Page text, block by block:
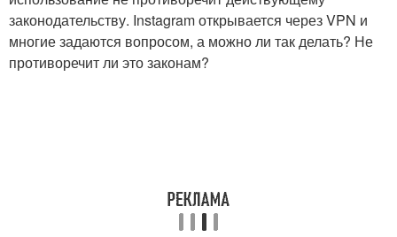
законодательству. Instagram открывается через VPN и
многие задаются вопросом, а можно ли так делать? Не
противоречит ли это законам?